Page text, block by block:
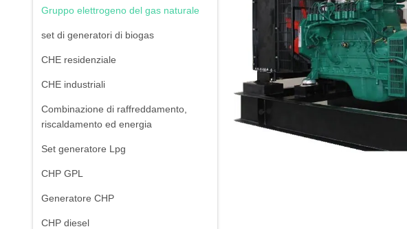
Gruppo elettrogeno del gas naturale
set di generatori di biogas
CHE residenziale
CHE industriali
Combinazione di raffreddamento,
riscaldamento ed energia
Set generatore Lpg
CHP GPL
Generatore CHP
CHP diesel